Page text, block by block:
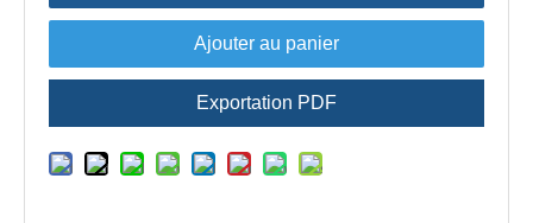
Ajouter au panier
Exportation PDF